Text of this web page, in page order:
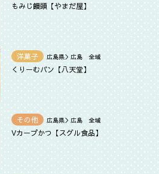
もみじ饅頭【やまだ屋】
洋菓子 広島県＞広島 全域
くりーむパン【八天堂】
その他 広島県＞広島 全域
Vカープかつ【スグル食品】